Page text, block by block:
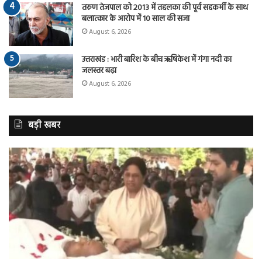
तरुण तेजपाल को 2013 में तहलका की पूर्व सहकर्मी के साथ
बलात्कार के आरोप में 10 साल की सजा
August 6, 2026
उत्तराखंड : भारी बारिश के बीच ऋषिकेश में गंगा नदी का
जलस्तर बढ़ा
August 6, 2026
बड़ी खबर